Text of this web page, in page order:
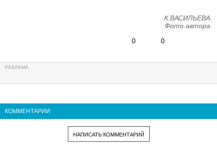
К.ВАСИЛЬЕВА.
Фото автора.
0
0
КОММЕНТАРИИ
НАПИСАТЬ КОММЕНТАРИЙ